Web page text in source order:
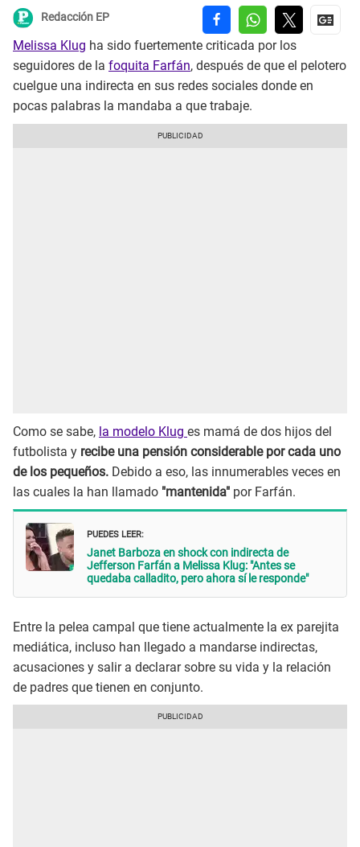
Redacción EP
Melissa Klug ha sido fuertemente criticada por los
seguidores de la foquita Farfán, después de que el pelotero
cuelgue una indirecta en sus redes sociales donde en
pocas palabras la mandaba a que trabaje.
Como se sabe, la modelo Klug es mamá de dos hijos del
futbolista y recibe una pensión considerable por cada uno
de los pequeños. Debido a eso, las innumerables veces en
las cuales la han llamado "mantenida" por Farfán.
PUEDES LEER:
Janet Barboza en shock con indirecta de
Jefferson Farfán a Melissa Klug: "Antes se
quedaba calladito, pero ahora sí le responde"
Entre la pelea campal que tiene actualmente la ex parejita
mediática, incluso han llegado a mandarse indirectas,
acusaciones y salir a declarar sobre su vida y la relación
de padres que tienen en conjunto.